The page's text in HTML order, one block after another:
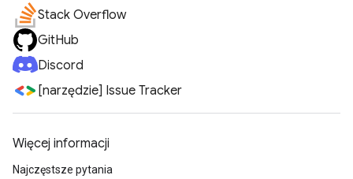
Stack Overflow
GitHub
Discord
[narzędzie] Issue Tracker
Więcej informacji
Najczęstsze pytania